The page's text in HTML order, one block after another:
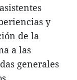
y
de la
a las
generales